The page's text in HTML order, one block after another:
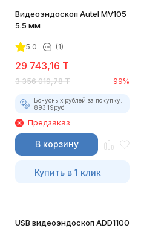
Видеоэндоскоп Autel MV105
5.5 мм
5.0 (1)
29 743,16 T
3 356 019,78 T -99%
Бонусных рублей за покупку:
893.19руб.
Предзаказ
В корзину
Купить в 1 клик
USB видеоэндоскоп ADD1100